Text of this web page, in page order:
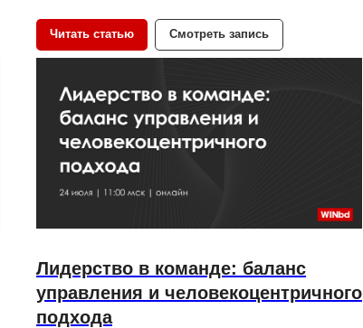
Читать статью Смотреть запись
Лидерство в команде: баланс
управления и человекоцентричного
подхода